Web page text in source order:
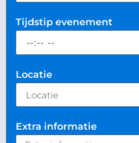
Tijdstip evenement
Locatie
Extra informatie